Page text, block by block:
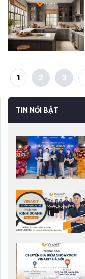
1 2 3
TIN NỔI BẬT